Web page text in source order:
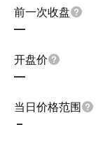
前一次收盘
—
开盘价
—
当日价格范围
–